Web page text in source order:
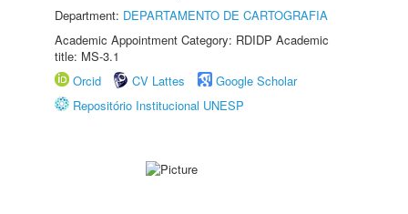
Department: DEPARTAMENTO DE CARTOGRAFIA
Academic Appointment Category: RDIDP Academic
title: MS-3.1
Orcid
CV Lattes
Google Scholar
Repositório Institucional UNESP